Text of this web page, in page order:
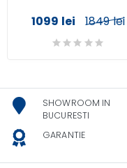
1099 lei 1849 lei
SHOWROOM IN
BUCURESTI
GARANTIE